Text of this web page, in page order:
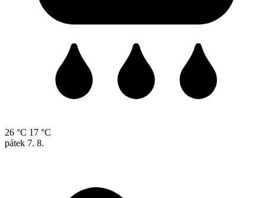
26 °C 17 °C
pátek 7. 8.